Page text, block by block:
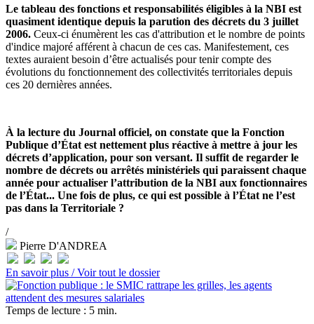
Le tableau des fonctions et responsabilités éligibles à la NBI est
quasiment identique depuis la parution des décrets du 3 juillet
2006. Ceux-ci énumèrent les cas d'attribution et le nombre de points
d'indice majoré afférent à chacun de ces cas. Manifestement, ces
textes auraient besoin d’être actualisés pour tenir compte des
évolutions du fonctionnement des collectivités territoriales depuis
ces 20 dernières années.
À la lecture du Journal officiel, on constate que la Fonction
Publique d’État est nettement plus réactive à mettre à jour les
décrets d’application, pour son versant. Il suffit de regarder le
nombre de décrets ou arrêtés ministériels qui paraissent chaque
année pour actualiser l’attribution de la NBI aux fonctionnaires
de l’État... Une fois de plus, ce qui est possible à l’État ne l’est
pas dans la Territoriale ?
/
Pierre D'ANDREA
En savoir plus /Voir tout le dossier
Temps de lecture : 5 min.